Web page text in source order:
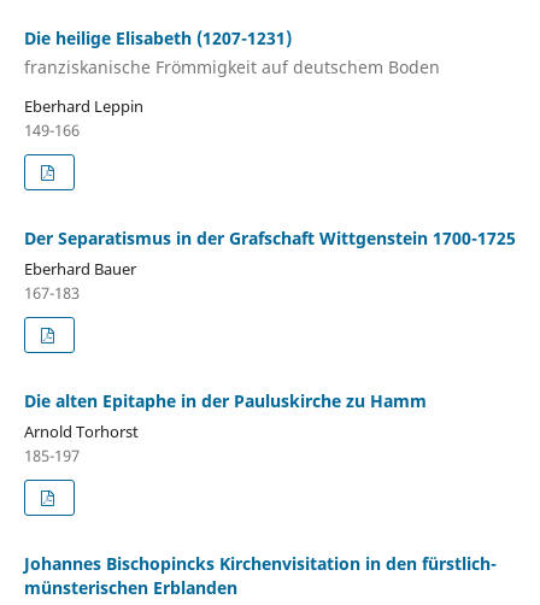
Die heilige Elisabeth (1207-1231)
franziskanische Frömmigkeit auf deutschem Boden
Eberhard Leppin
149-166
Der Separatismus in der Grafschaft Wittgenstein 1700-1725
Eberhard Bauer
167-183
Die alten Epitaphe in der Pauluskirche zu Hamm
Arnold Torhorst
185-197
Johannes Bischopincks Kirchenvisitation in den fürstlich-
münsterischen Erblanden